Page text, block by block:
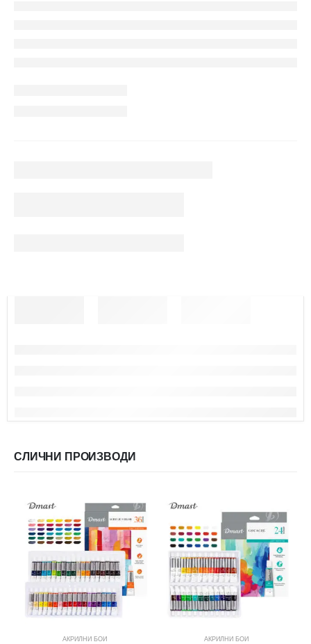
СЛИЧНИ ПРОИЗВОДИ
АКРИЛНИ БОИ АКРИЛНИ БОИ